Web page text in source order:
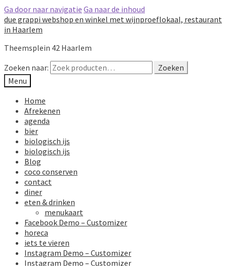
Ga door naar navigatie Ga naar de inhoud
due grappi webshop en winkel met wijnproeflokaal, restaurant
in Haarlem
Theemsplein 42 Haarlem
Zoeken naar:
Zoeken
Menu
Home
Afrekenen
agenda
bier
biologisch ijs
biologisch ijs
Blog
coco conserven
contact
diner
eten & drinken
menukaart
Facebook Demo – Customizer
horeca
iets te vieren
Instagram Demo – Customizer
Instagram Demo – Customizer